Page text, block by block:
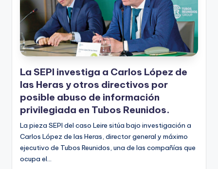
La SEPI investiga a Carlos López de
las Heras y otros directivos por
posible abuso de información
privilegiada en Tubos Reunidos.
La pieza SEPI del caso Leire sitúa bajo investigación a
Carlos López de las Heras, director general y máximo
ejecutivo de Tubos Reunidos, una de las compañías que
ocupa el…